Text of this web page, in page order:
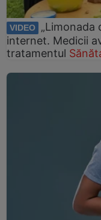
VIDEO
„Limonada
internet. Medicii
tratamentul